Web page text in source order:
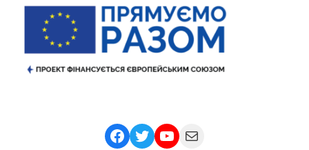
Facebook
TwitterYouTube
Mail